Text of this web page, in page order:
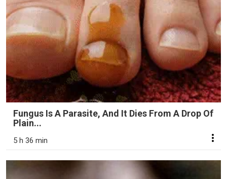
Fungus Is A Parasite, And It Dies From A Drop Of
Plain...
5 h 36 min